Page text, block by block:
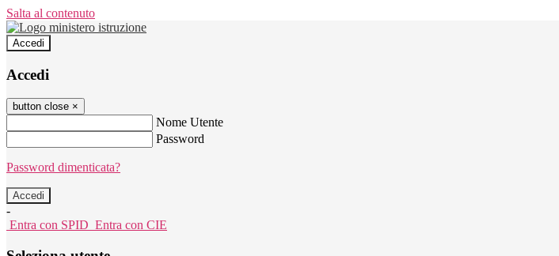
Salta al contenuto
Accedi
Accedi
button close ×
Nome Utente
Password
Password dimenticata?
-
Entra con SPID Entra con CIE